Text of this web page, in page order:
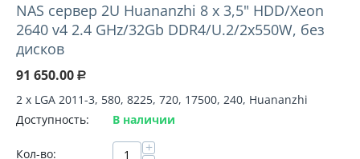
NAS сервер 2U Huananzhi 8 х 3,5" HDD/Xeon
2640 v4 2.4 GHz/32Gb DDR4/U.2/2x550W, без
дисков
91 650.00 Р
2 х LGA 2011-3, 580, 8225, 720, 17500, 240, Huananzhi
Доступность:
В наличии
Кол-во: +